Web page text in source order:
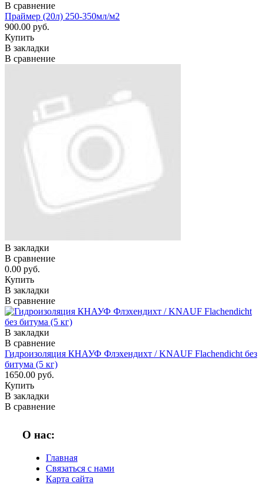
В сравнение
Праймер (20л) 250-350мл/м2
900.00 руб.
Купить
В закладки
В сравнение
В закладки
В сравнение
0.00 руб.
Купить
В закладки
В сравнение
В закладки
В сравнение
Гидроизоляция КНАУФ Флэхендихт / KNAUF Flachendicht без
битума (5 кг)
1650.00 руб.
Купить
В закладки
В сравнение
О нас:
Главная
Связаться с нами
Карта сайта